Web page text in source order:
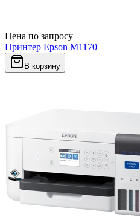
Цена по запросу
Принтер Epson M1170
В корзину